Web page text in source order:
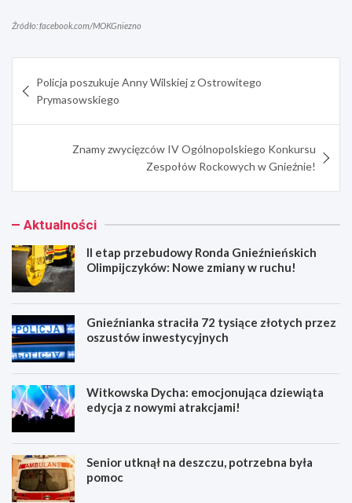
Źródło: facebook.com/MOKGniezno
wpisu
Policja poszukuje Anny Wilskiej z Ostrowitego
Prymasowskiego
Znamy zwycięzców IV Ogólnopolskiego Konkursu
Zespołów Rockowych w Gnieźnie!
Aktualności
II etap przebudowy Ronda Gnieźnieńskich
Olimpijczyków: Nowe zmiany w ruchu!
Gnieźnianka straciła 72 tysiące złotych przez
oszustów inwestycyjnych
Witkowska Dycha: emocjonująca dziewiąta
edycja z nowymi atrakcjami!
Senior utknął na deszczu, potrzebna była
pomoc
IG